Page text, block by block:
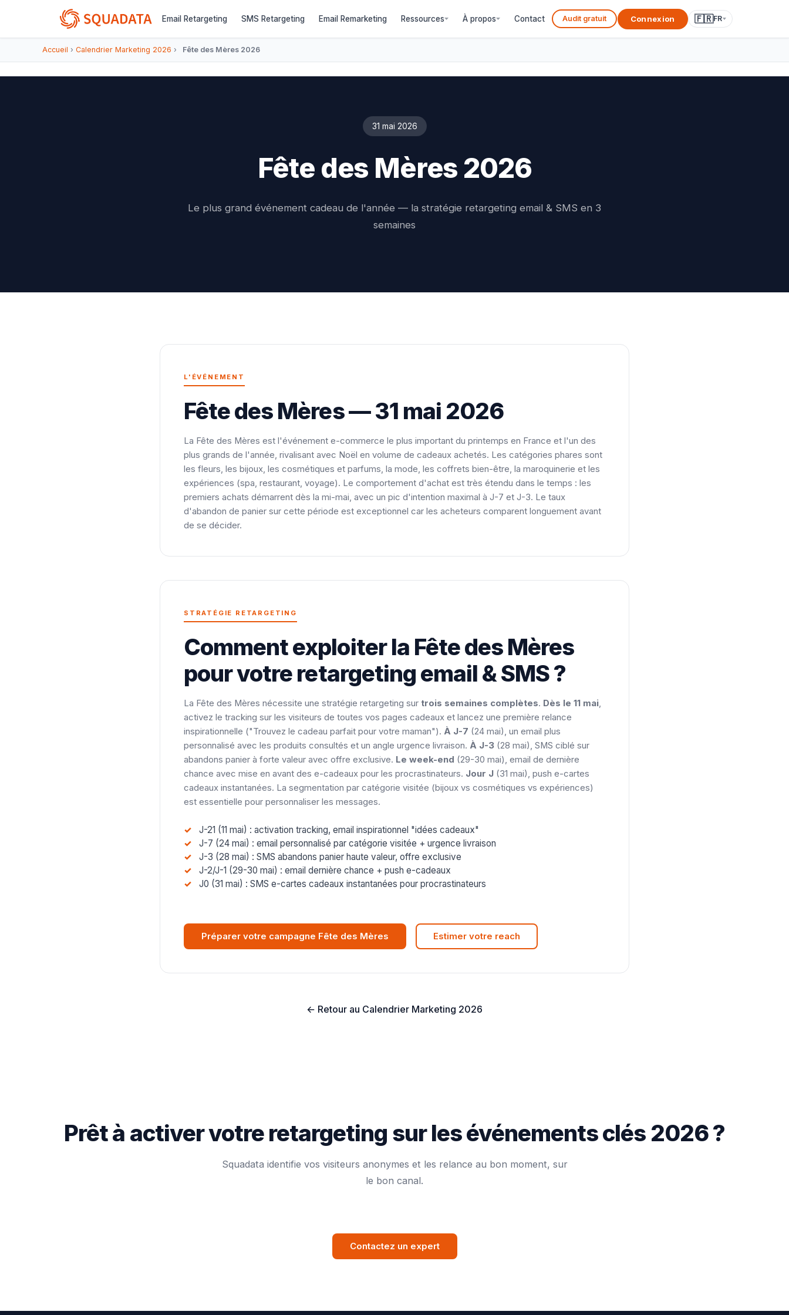
Email Retargeting SMS Retargeting Email Remarketing Ressources À propos Contact Audit gratuit Connexion 🇫🇷FR
Accueil › Calendrier Marketing 2026 › Fête des Mères 2026
31 mai 2026
Fête des Mères 2026
Le plus grand événement cadeau de l'année — la stratégie retargeting email & SMS en 3
semaines
L'ÉVÉNEMENT
Fête des Mères — 31 mai 2026
La Fête des Mères est l'événement e-commerce le plus important du printemps en France et l'un des
plus grands de l'année, rivalisant avec Noël en volume de cadeaux achetés. Les catégories phares sont
les fleurs, les bijoux, les cosmétiques et parfums, la mode, les coffrets bien-être, la maroquinerie et les
expériences (spa, restaurant, voyage). Le comportement d'achat est très étendu dans le temps : les
premiers achats démarrent dès la mi-mai, avec un pic d'intention maximal à J-7 et J-3. Le taux
d'abandon de panier sur cette période est exceptionnel car les acheteurs comparent longuement avant
de se décider.
STRATÉGIE RETARGETING
Comment exploiter la Fête des Mères
pour votre retargeting email & SMS ?
La Fête des Mères nécessite une stratégie retargeting sur trois semaines complètes. Dès le 11 mai,
activez le tracking sur les visiteurs de toutes vos pages cadeaux et lancez une première relance
inspirationnelle ("Trouvez le cadeau parfait pour votre maman"). À J-7 (24 mai), un email plus
personnalisé avec les produits consultés et un angle urgence livraison. À J-3 (28 mai), SMS ciblé sur
abandons panier à forte valeur avec offre exclusive. Le week-end (29-30 mai), email de dernière
chance avec mise en avant des e-cadeaux pour les procrastinateurs. Jour J (31 mai), push e-cartes
cadeaux instantanées. La segmentation par catégorie visitée (bijoux vs cosmétiques vs expériences)
est essentielle pour personnaliser les messages.
J-21 (11 mai) : activation tracking, email inspirationnel "idées cadeaux"
J-7 (24 mai) : email personnalisé par catégorie visitée + urgence livraison
J-3 (28 mai) : SMS abandons panier haute valeur, offre exclusive
J-2/J-1 (29-30 mai) : email dernière chance + push e-cadeaux
J0 (31 mai) : SMS e-cartes cadeaux instantanées pour procrastinateurs
Préparer votre campagne Fête des Mères Estimer votre reach
← Retour au Calendrier Marketing 2026
Prêt à activer votre retargeting sur les événements clés 2026 ?
Squadata identifie vos visiteurs anonymes et les relance au bon moment, sur
le bon canal.
Contactez un expert